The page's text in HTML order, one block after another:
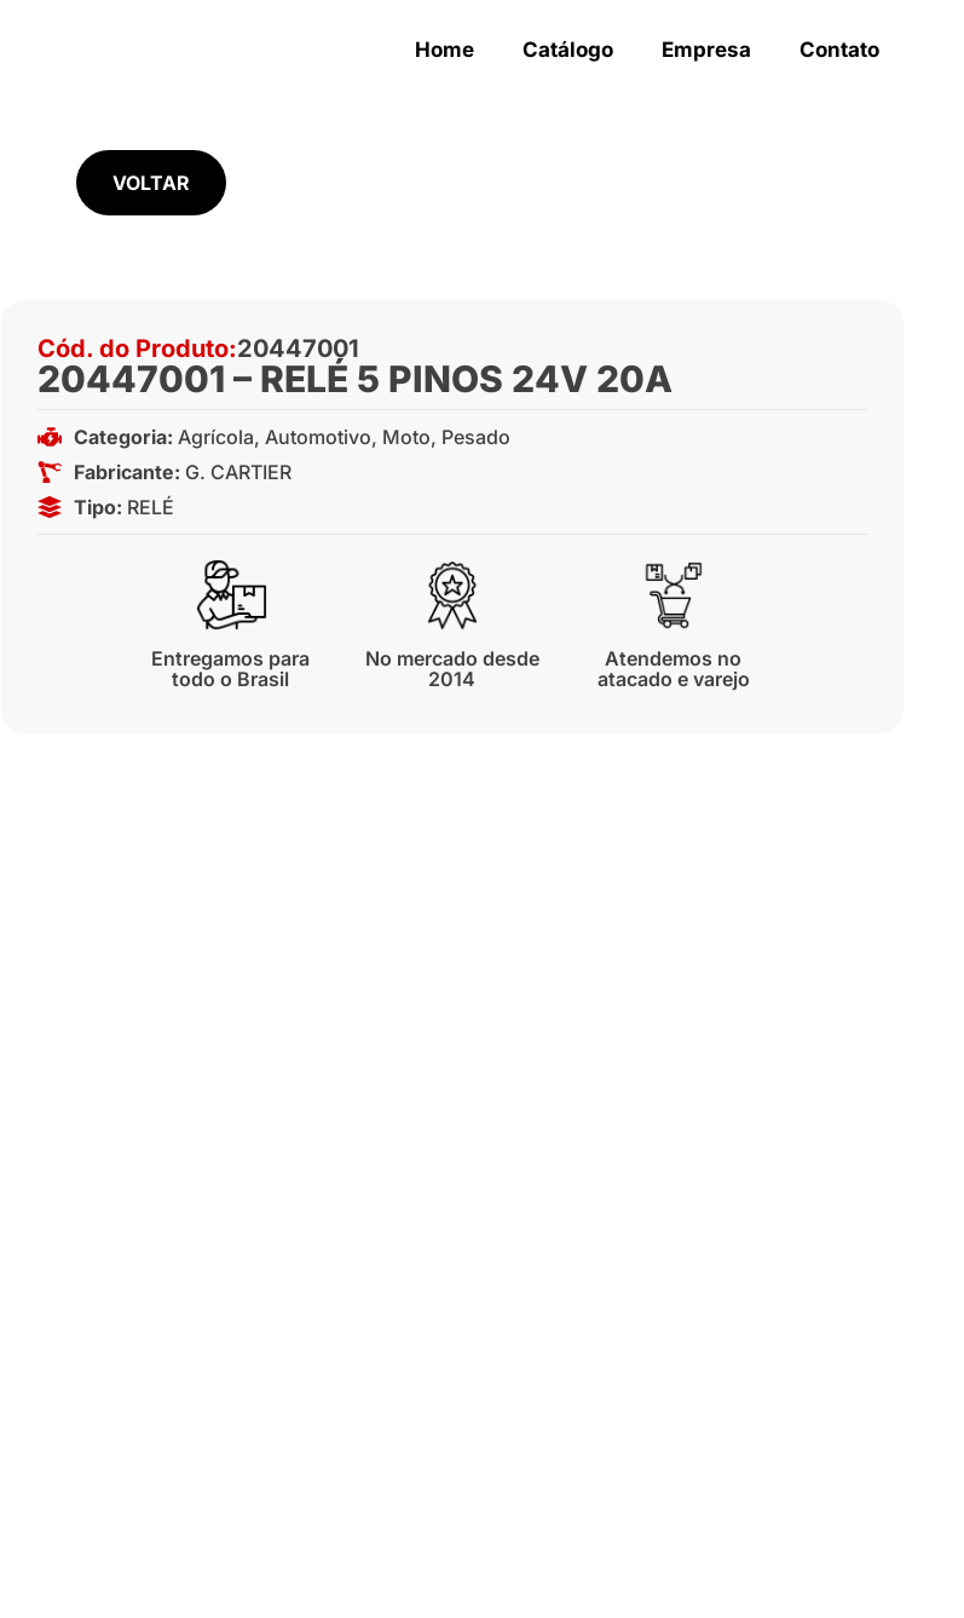
Home Catálogo Empresa Contato
VOLTAR
Cód. do Produto:20447001
20447001 – RELÉ 5 PINOS 24V 20A
Categoria: Agrícola, Automotivo, Moto, Pesado
Fabricante: G. CARTIER
Tipo: RELÉ
Entregamos para
todo o Brasil
No mercado desde
2014
Atendemos no
atacado e varejo